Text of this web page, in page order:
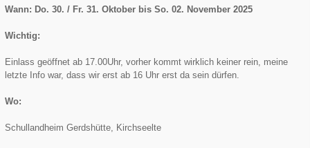
Wann: Do. 30. / Fr. 31. Oktober bis So. 02. November 2025
Wichtig:
Einlass geöffnet ab 17.00Uhr, vorher kommt wirklich keiner rein, meine
letzte Info war, dass wir erst ab 16 Uhr erst da sein dürfen.
Wo:
Schullandheim Gerdshütte, Kirchseelte